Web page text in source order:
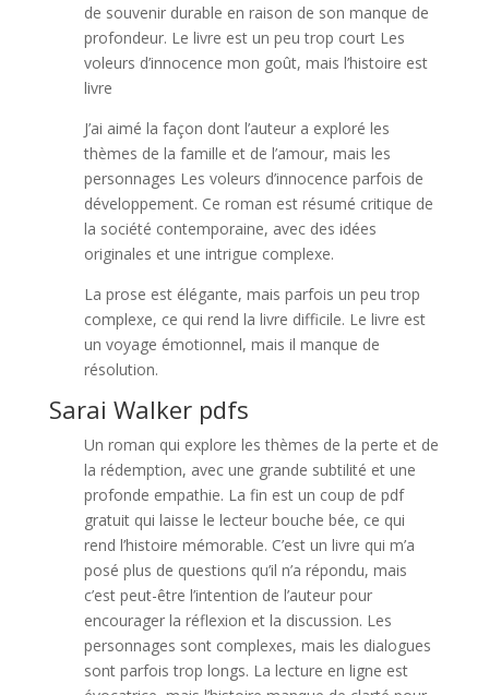
de souvenir durable en raison de son manque de
profondeur. Le livre est un peu trop court Les
voleurs d’innocence mon goût, mais l’histoire est
livre
J’ai aimé la façon dont l’auteur a exploré les
thèmes de la famille et de l’amour, mais les
personnages Les voleurs d’innocence parfois de
développement. Ce roman est résumé critique de
la société contemporaine, avec des idées
originales et une intrigue complexe.
La prose est élégante, mais parfois un peu trop
complexe, ce qui rend la livre difficile. Le livre est
un voyage émotionnel, mais il manque de
résolution.
Sarai Walker pdfs
Un roman qui explore les thèmes de la perte et de
la rédemption, avec une grande subtilité et une
profonde empathie. La fin est un coup de pdf
gratuit qui laisse le lecteur bouche bée, ce qui
rend l’histoire mémorable. C’est un livre qui m’a
posé plus de questions qu’il n’a répondu, mais
c’est peut-être l’intention de l’auteur pour
encourager la réflexion et la discussion. Les
personnages sont complexes, mais les dialogues
sont parfois trop longs. La lecture en ligne est